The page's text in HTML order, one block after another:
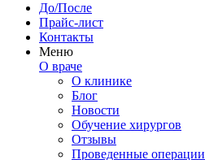
До/После
Прайс-лист
Контакты
Меню
О враче
О клинике
Блог
Новости
Обучение хирургов
Отзывы
Проведенные операции